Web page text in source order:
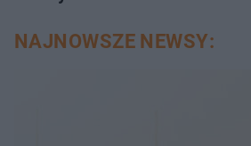
NAJNOWSZE NEWSY: